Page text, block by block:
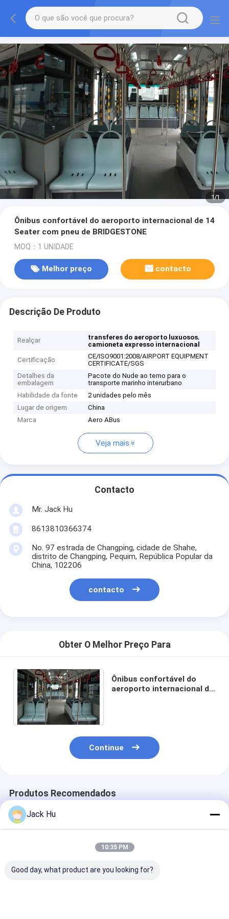
1/1
Ônibus confortável do aeroporto internacional de 14
Seater com pneu de BRIDGESTONE
MOQ：1 UNIDADE
Melhor preço contacto
Descrição De Produto
Realçar transferes do aeroporto luxuosos,
camioneta expresso internacional
Certificação
CE/ISO9001:2008/AIRPORT EQUIPMENT
CERTIFICATE/SGS
Detalhes da
embalagem
Pacote do Nude ao terno para o
transporte marinho interurbano
Habilidade da fonte
2 unidades pelo mês
Lugar de origem
China
Marca
Aero ABus
Veja mais
Contacto
Mr. Jack Hu
8613810366374
No. 97 estrada de Changping, cidade de Shahe,
distrito de Changping, Pequim, República Popular da
China, 102206
contacto
Obter O Melhor Preço Para
Ônibus confortável do
aeroporto internacional de
Continue
Produtos Recomendados
Jack Hu
10:35 PM
Good day, what product are you looking for?